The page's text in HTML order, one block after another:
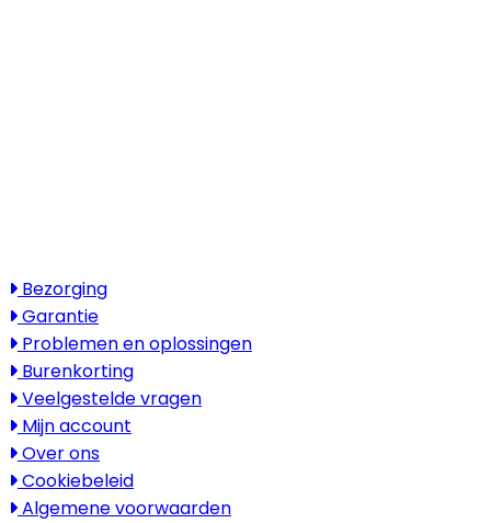
Bezorging
Garantie
Problemen en oplossingen
Burenkorting
Veelgestelde vragen
Mijn account
Over ons
Cookiebeleid
Algemene voorwaarden